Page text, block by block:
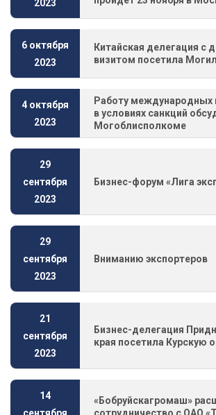
2023
6 октября
2023
Китайская делегация с
визитом посетила
4 октября
2023
Работу международных
в условиях санкций
Могоблисполкоме
29
сентября
2023
Бизнес-форум «Лига
29
сентября
2023
Вниманию экспортеров
21
сентября
2023
Бизнес-делегация
края посетила Курскую
14
«Бобруйскагромаш»
сотрудничество с ОАО